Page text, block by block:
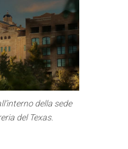
della sede
del Texas.